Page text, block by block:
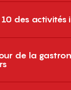
10 des activités
de la